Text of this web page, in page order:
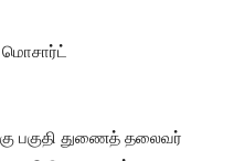
பகுதி துணைத் தலைவர்